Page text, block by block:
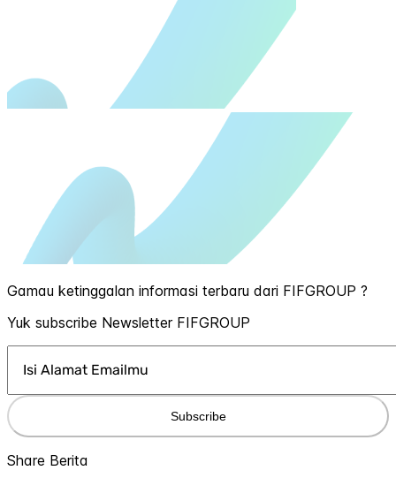
Gamau ketinggalan informasi terbaru dari FIFGROUP ?
Yuk subscribe Newsletter FIFGROUP
Subscribe
Share Berita